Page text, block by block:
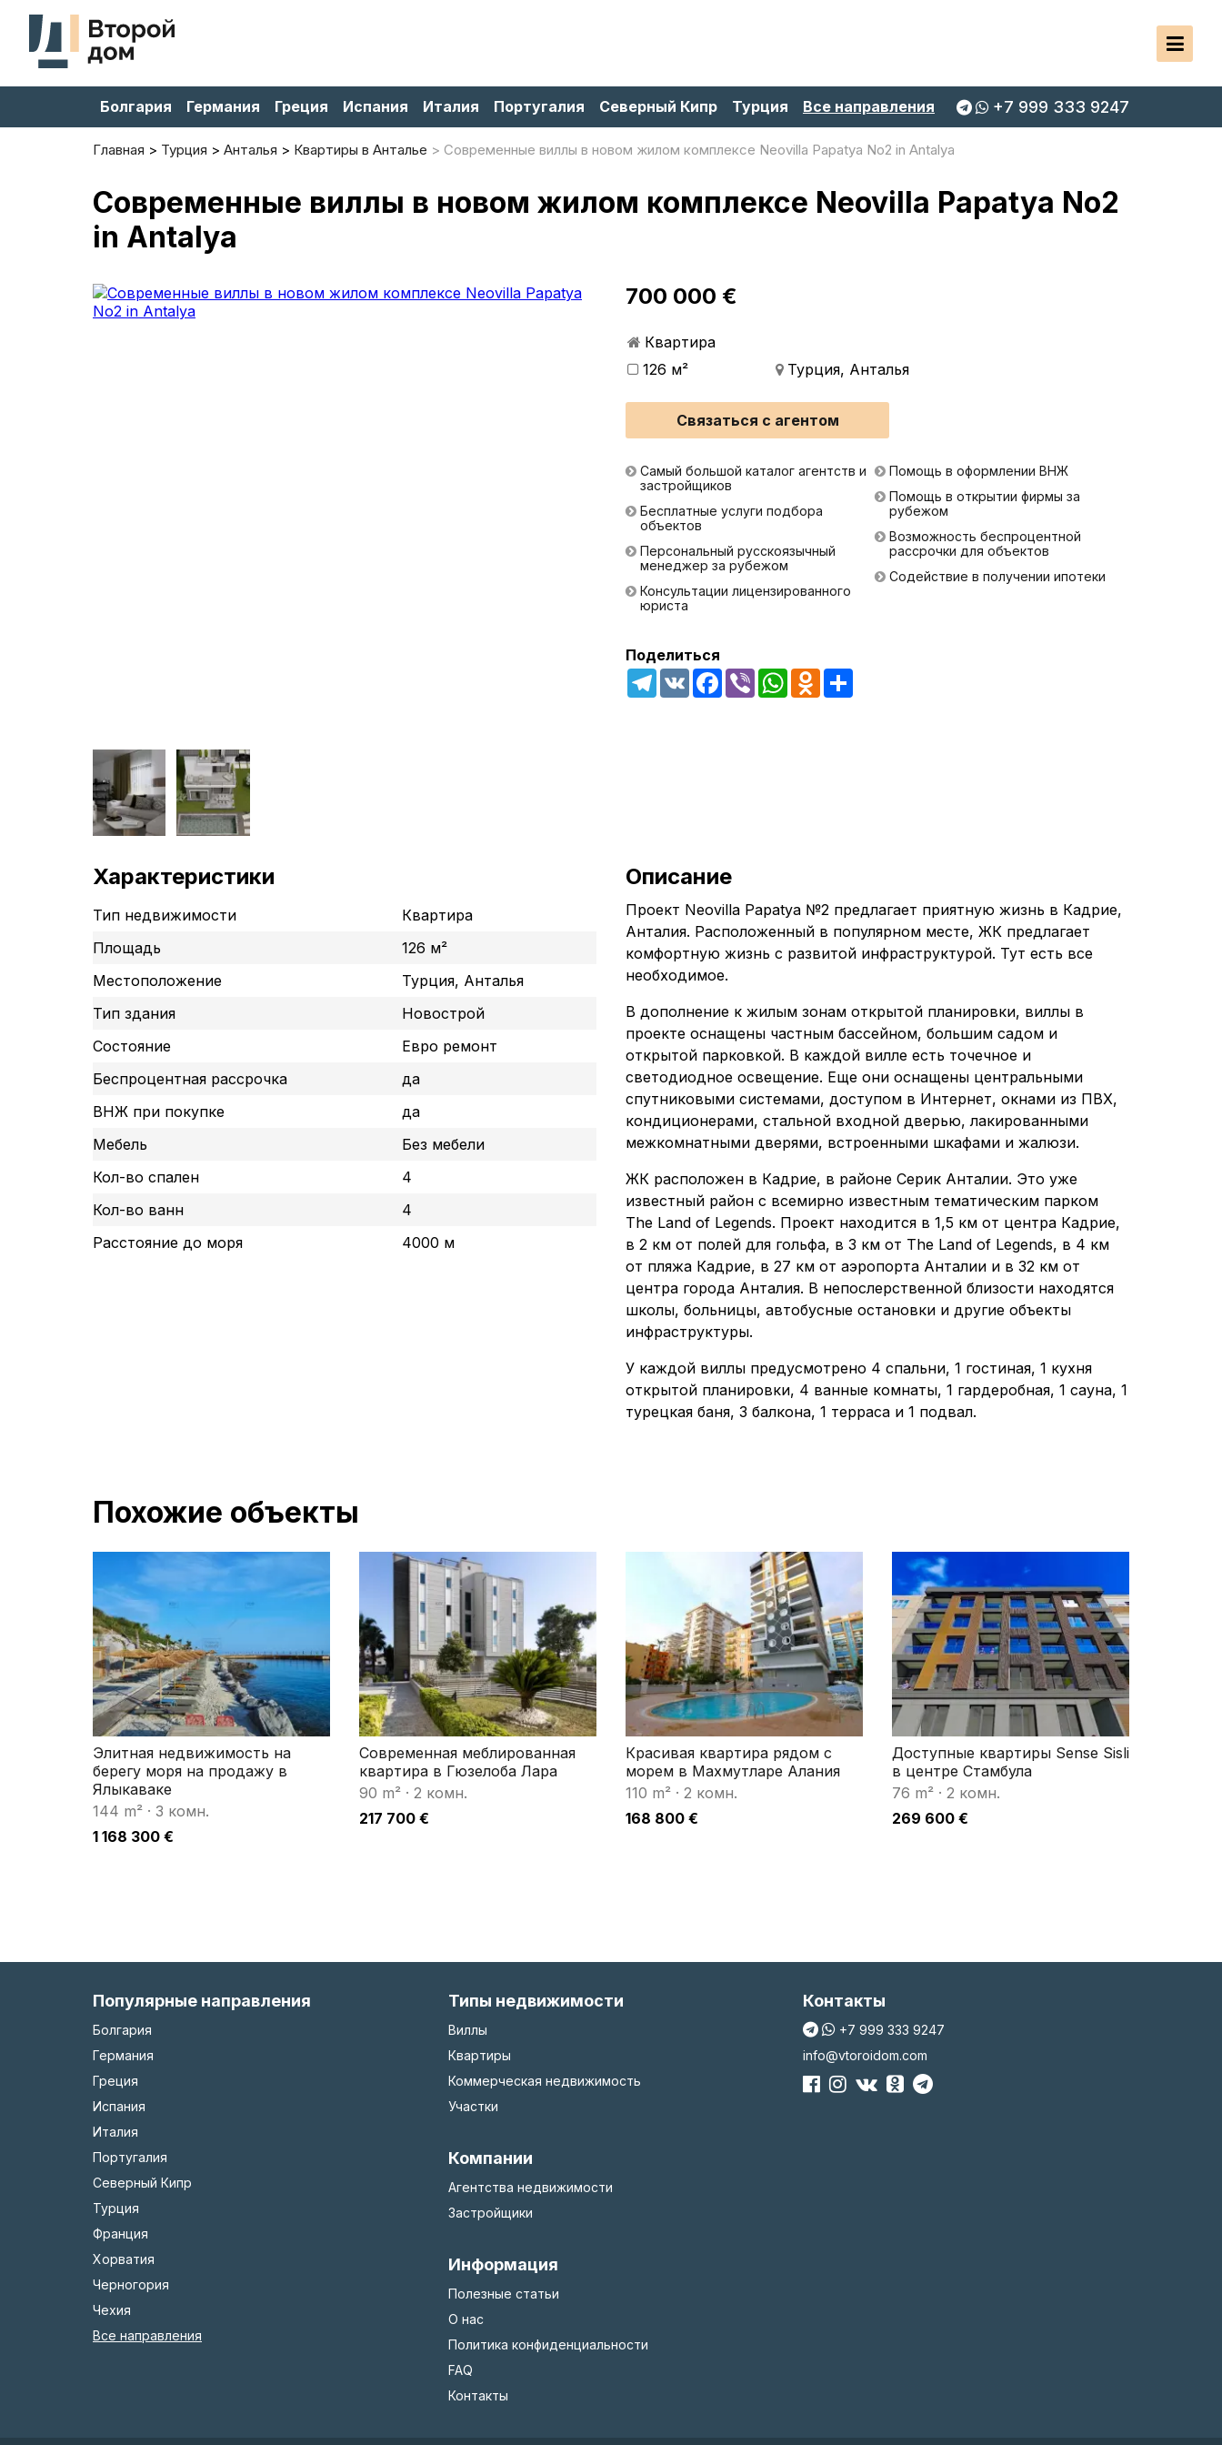
Болгария Германия Греция Испания Италия Португалия Северный Кипр Турция Все направления +7 999 333 9247
Главная Турция Анталья Квартиры в Анталье Современные виллы в новом жилом комплексе Neovilla Papatya No2 in Antalya
Современные виллы в новом жилом комплексе Neovilla Papatya No2
in Antalya
700 000 €
Квартира
126 м²
Турция, Анталья
Связаться с агентом
Самый большой каталог агентств и
застройщиков
Бесплатные услуги подбора
объектов
Персональный русскоязычный
менеджер за рубежом
Консультации лицензированного
юриста
Помощь в оформлении ВНЖ
Помощь в открытии фирмы за
рубежом
Возможность беспроцентной
рассрочки для объектов
Содействие в получении ипотеки
Поделиться
Telegram
VK Facebook
Viber WhatsAppOdnoklassniki
Характеристики
Тип недвижимости
Квартира
Площадь
126 м²
Местоположение
Турция, Анталья
Тип здания
Новострой
Состояние
Евро ремонт
Беспроцентная рассрочка
да
ВНЖ при покупке
да
Мебель
Без мебели
Кол-во спален
4
Кол-во ванн
4
Расстояние до моря
4000 м
Описание
Проект Neovilla Papatya №2 предлагает приятную жизнь в Кадрие,
Анталия. Расположенный в популярном месте, ЖК предлагает
комфортную жизнь с развитой инфраструктурой. Тут есть все
необходимое.
В дополнение к жилым зонам открытой планировки, виллы в
проекте оснащены частным бассейном, большим садом и
открытой парковкой. В каждой вилле есть точечное и
светодиодное освещение. Еще они оснащены центральными
спутниковыми системами, доступом в Интернет, окнами из ПВХ,
кондиционерами, стальной входной дверью, лакированными
межкомнатными дверями, встроенными шкафами и жалюзи.
ЖК расположен в Кадрие, в районе Серик Анталии. Это уже
известный район с всемирно известным тематическим парком
The Land of Legends. Проект находится в 1,5 км от центра Кадрие,
в 2 км от полей для гольфа, в 3 км от The Land of Legends, в 4 км
от пляжа Кадрие, в 27 км от аэропорта Анталии и в 32 км от
центра города Анталия. В непослерственной близости находятся
школы, больницы, автобусные остановки и другие объекты
инфраструктуры.
У каждой виллы предусмотрено 4 спальни, 1 гостиная, 1 кухня
открытой планировки, 4 ванные комнаты, 1 гардеробная, 1 сауна, 1
турецкая баня, 3 балкона, 1 терраса и 1 подвал.
Похожие объекты
Элитная недвижимость на
берегу моря на продажу в
Ялыкаваке
144 m² · 3 комн.
1 168 300 €
Современная меблированная
квартира в Гюзелоба Лара
90 m² · 2 комн.
217 700 €
Красивая квартира рядом с
морем в Махмутларе Алания
110 m² · 2 комн.
168 800 €
Доступные квартиры Sense Sisli
в центре Стамбула
76 m² · 2 комн.
269 600 €
Популярные направления
Болгария
Германия
Греция
Испания
Италия
Португалия
Северный Кипр
Турция
Франция
Хорватия
Черногория
Чехия
Все направления
Типы недвижимости
Виллы
Квартиры
Коммерческая недвижимость
Участки
Компании
Агентства недвижимости
Застройщики
Информация
Полезные статьи
О нас
Политика конфиденциальности
FAQ
Контакты
Контакты
+7 999 333 9247
info@vtoroidom.com